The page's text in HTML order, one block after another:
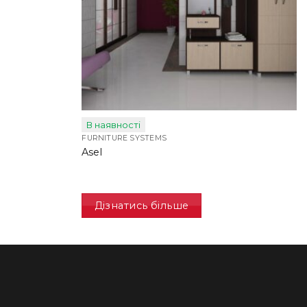
В наявності
FURNITURE SYSTEMS
Asel
Дізнатись більше